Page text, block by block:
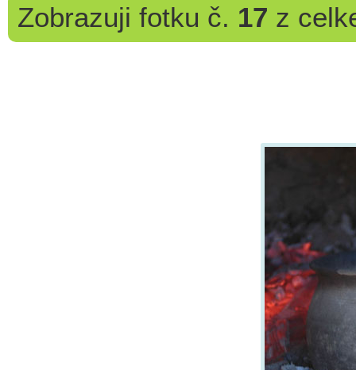
Zobrazuji fotku č. 17 z